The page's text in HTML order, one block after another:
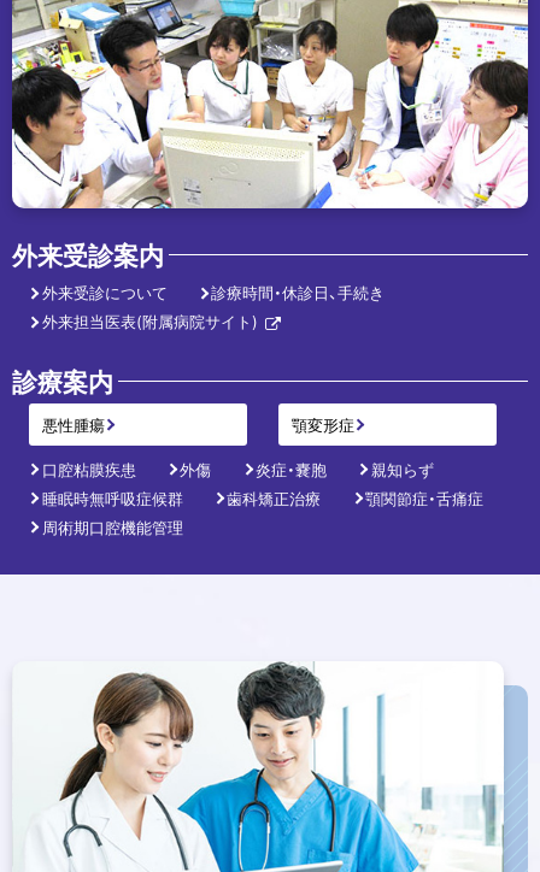
に
戻
る
外来受診案内
外来受診について
診療時間・休診日、手続き
外来担当医表(附属病院サイト)
サ
ト
診療案内
悪性腫瘍
顎変形症
口腔粘膜疾患
外傷 炎症・嚢胞
親知らず
睡眠時無呼吸症候群
歯科矯正治療
顎関節症・舌痛症
周術期口腔機能管理